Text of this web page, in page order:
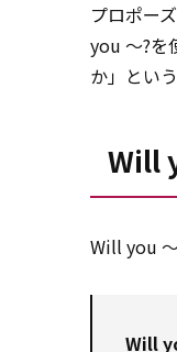
プロポー
you ～?を
か」とい
Will
Will you
Will